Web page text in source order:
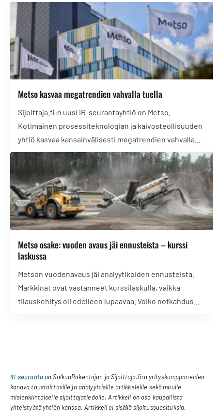
huomattavasti. Lue analyysi tuoreesta tuloksesta ja
Metson osakkeesta!
Metso kasvaa megatrendien vahvalla tuella
Sijoittaja.fi:n uusi IR-seurantayhtiö on Metso.
Kotimainen prosessiteknologian ja kaivosteollisuuden
yhtiö kasvaa kansainvälisesti megatrendien vahvalla
tuella.
Metso osake: vuoden avaus jäi ennusteista – kurssi
laskussa
Metson vuodenavaus jäi analyytikoiden ennusteista.
Markkinat ovat vastanneet kurssilaskulla, vaikka
tilauskehitys oli edelleen lupaavaa. Voiko notkahdus
IR-seurantaon SalkunRakentajan ja Sijoittaja.fi:n yrityskumppaneiden
kanava taustoittaville ja analyyttisille artikkeleille sekä muulle
mielenkiintoiselle sijoittajatiedolle. Artikkeli on osa kaupallista
yhteistyötä yhtiön kanssa. Artikkeli ei sisällä sijoitussuosituksia.